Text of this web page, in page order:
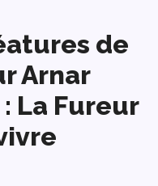
de
Arnar
La Fureur